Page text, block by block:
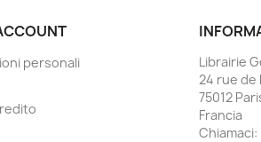
personali
Librairie
24 rue de
75012
Francia
Chiamaci: